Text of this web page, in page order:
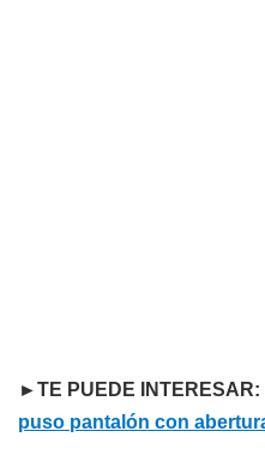
►TE PUEDE INTERESAR:
puso pantalón con